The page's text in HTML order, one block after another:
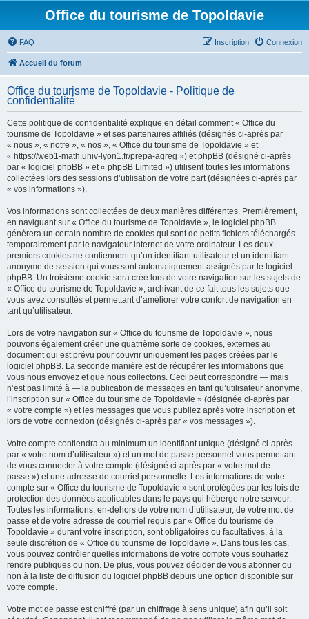
Office du tourisme de Topoldavie
FAQ Connexion
Inscription
Accueil du forum
Office du tourisme de Topoldavie - Politique de
confidentialité
Cette politique de confidentialité explique en détail comment « Office du
tourisme de Topoldavie » et ses partenaires affiliés (désignés ci-après par
« nous », « notre », « nos », « Office du tourisme de Topoldavie » et
« https://web1-math.univ-lyon1.fr/prepa-agreg ») et phpBB (désigné ci-après
par « logiciel phpBB » et « phpBB Limited ») utilisent toutes les informations
collectées lors des sessions d’utilisation de votre part (désignées ci-après par
« vos informations »).
Vos informations sont collectées de deux manières différentes. Premièrement,
en naviguant sur « Office du tourisme de Topoldavie », le logiciel phpBB
génèrera un certain nombre de cookies qui sont de petits fichiers téléchargés
temporairement par le navigateur internet de votre ordinateur. Les deux
premiers cookies ne contiennent qu’un identifiant utilisateur et un identifiant
anonyme de session qui vous sont automatiquement assignés par le logiciel
phpBB. Un troisième cookie sera créé lors de votre navigation sur les sujets de
« Office du tourisme de Topoldavie », archivant de ce fait tous les sujets que
vous avez consultés et permettant d’améliorer votre confort de navigation en
tant qu’utilisateur.
Lors de votre navigation sur « Office du tourisme de Topoldavie », nous
pouvons également créer une quatrième sorte de cookies, externes au
document qui est prévu pour couvrir uniquement les pages créées par le
logiciel phpBB. La seconde manière est de récupérer les informations que
vous nous envoyez et que nous collectons. Ceci peut correspondre — mais
n’est pas limité à — la publication de messages en tant qu’utilisateur anonyme,
l’inscription sur « Office du tourisme de Topoldavie » (désignée ci-après par
« votre compte ») et les messages que vous publiez après votre inscription et
lors de votre connexion (désignés ci-après par « vos messages »).
Votre compte contiendra au minimum un identifiant unique (désigné ci-après
par « votre nom d’utilisateur ») et un mot de passe personnel vous permettant
de vous connecter à votre compte (désigné ci-après par « votre mot de
passe ») et une adresse de courriel personnelle. Les informations de votre
compte sur « Office du tourisme de Topoldavie » sont protégées par les lois de
protection des données applicables dans le pays qui héberge notre serveur.
Toutes les informations, en-dehors de votre nom d’utilisateur, de votre mot de
passe et de votre adresse de courriel requis par « Office du tourisme de
Topoldavie » durant votre inscription, sont obligatoires ou facultatives, à la
seule discrétion de « Office du tourisme de Topoldavie ». Dans tous les cas,
vous pouvez contrôler quelles informations de votre compte vous souhaitez
rendre publiques ou non. De plus, vous pouvez décider de vous abonner ou
non à la liste de diffusion du logiciel phpBB depuis une option disponible sur
votre compte.
Votre mot de passe est chiffré (par un chiffrage à sens unique) afin qu’il soit